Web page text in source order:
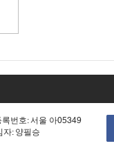
번호: 서울 아05349
: 양필승